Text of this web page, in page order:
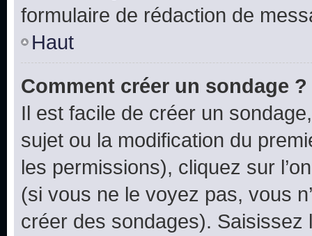
formulaire de rédaction de
Haut
Comment créer un sondage ?
Il est facile de créer un
sujet ou la modification du
les permissions), cliquez sur
(si vous ne le voyez pas, vous
créer des sondages).